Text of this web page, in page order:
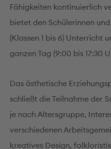
Fähigkeiten kontinuierlich
bietet den Schülerinnen
(Klassen 1 bis 6) Unterricht
ganzen Tag (9:00 bis 17:30
Das ästhetische
schließt die Teilnahme der
je nach Altersgruppe,
verschiedenen
kreatives Design,